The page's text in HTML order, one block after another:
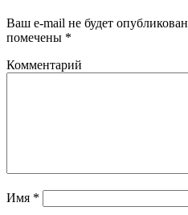
Ваш e-mail не будет
помечены *
Комментарий
Имя *